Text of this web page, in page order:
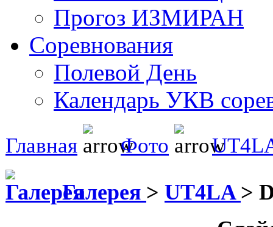
Прогоз ИЗМИРАН
Соревнования
Полевой День
Календарь УКВ
Главная Фото
Галерея > UT4LA >